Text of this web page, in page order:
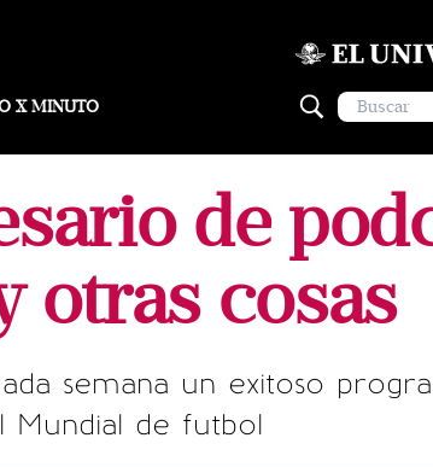
X MINUTO
de
otras cosas
semana un exitoso
Mundial de futbol